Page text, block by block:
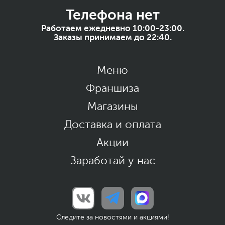
Телефона нет
Работаем ежедневно 10:00-23:00.
Заказы принимаем до 22:40.
Меню
Франшиза
Магазины
Доставка и оплата
Акции
Заработай у нас
Следите за новостями и акциями!